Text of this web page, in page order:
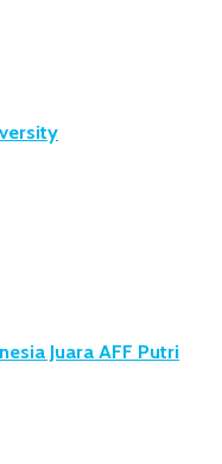
Juara AFF Putri